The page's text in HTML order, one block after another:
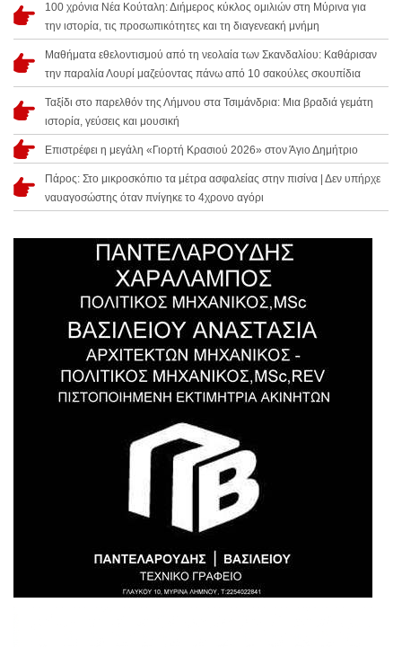
100 χρόνια Νέα Κούταλη: Διήμερος κύκλος ομιλιών στη Μύρινα για
την ιστορία, τις προσωπικότητες και τη διαγενεακή μνήμη
Μαθήματα εθελοντισμού από τη νεολαία των Σκανδαλίου: Καθάρισαν
την παραλία Λουρί μαζεύοντας πάνω από 10 σακούλες σκουπίδια
Ταξίδι στο παρελθόν της Λήμνου στα Τσιμάνδρια: Μια βραδιά γεμάτη
ιστορία, γεύσεις και μουσική
Επιστρέφει η μεγάλη «Γιορτή Κρασιού 2026» στον Άγιο Δημήτριο
Πάρος: Στο μικροσκόπιο τα μέτρα ασφαλείας στην πισίνα | Δεν υπήρχε
ναυαγοσώστης όταν πνίγηκε το 4χρονο αγόρι